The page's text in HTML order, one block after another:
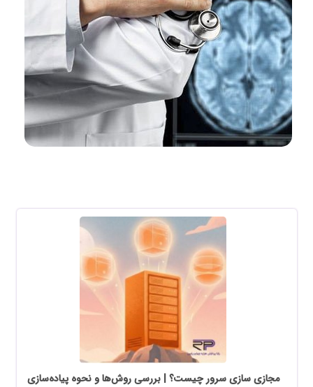
مجازی سازی سرور چیست؟ | بررسی روش‌ها و نحوه پیاده‌سازی